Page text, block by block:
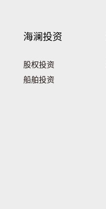
海澜投资
股权投资
船舶投资